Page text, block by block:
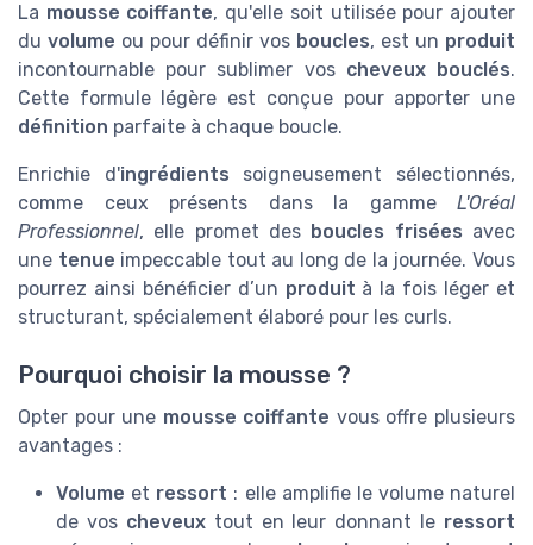
La mousse coiffante, qu'elle soit utilisée pour ajouter
du volume ou pour définir vos boucles, est un produit
incontournable pour sublimer vos cheveux bouclés.
Cette formule légère est conçue pour apporter une
définition parfaite à chaque boucle.
Enrichie d'ingrédients soigneusement sélectionnés,
comme ceux présents dans la gamme L'Oréal
Professionnel, elle promet des boucles frisées avec
une tenue impeccable tout au long de la journée. Vous
pourrez ainsi bénéficier d’un produit à la fois léger et
structurant, spécialement élaboré pour les curls.
Pourquoi choisir la mousse ?
Opter pour une mousse coiffante vous offre plusieurs
avantages :
Volume et ressort : elle amplifie le volume naturel
de vos cheveuxtout en leur donnant le ressort